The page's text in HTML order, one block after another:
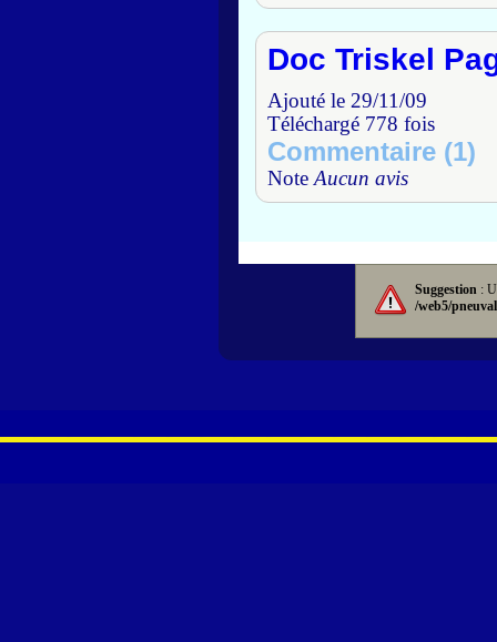
Doc Triskel
Ajouté le 29/11/09
Téléchargé 778 fois
Commentaire (1)
NoteAucun avis
Suggestion :
/web5/